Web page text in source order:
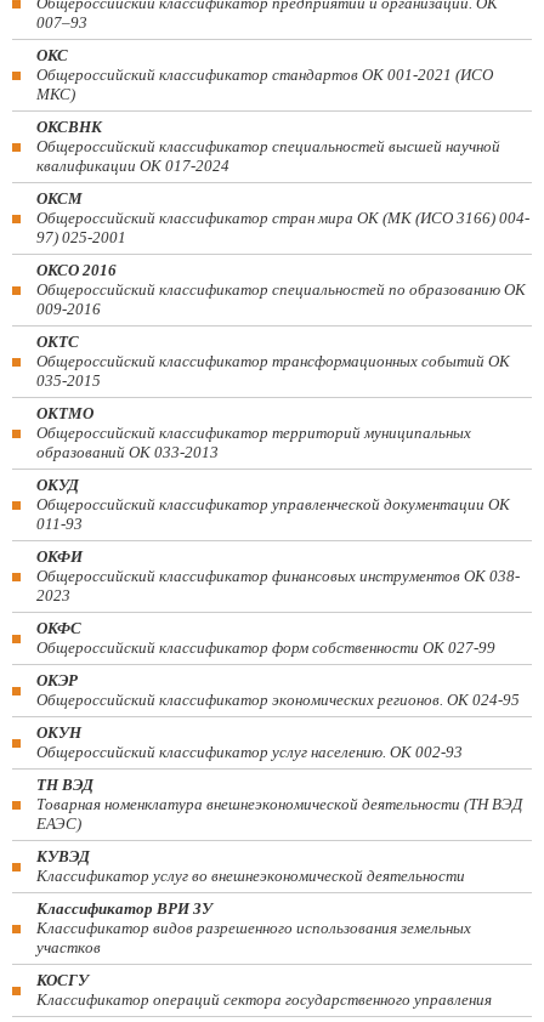
007–93
ОКС
Общероссийский классификатор стандартов ОК 001-2021 (ИСО
МКС)
ОКСВНК
Общероссийский классификатор специальностей высшей научной
квалификации ОК 017-2024
ОКСМ
Общероссийский классификатор стран мира ОК (МК (ИСО 3166) 004-
97) 025-2001
ОКСО 2016
Общероссийский классификатор специальностей по образованию ОК
009-2016
ОКТС
Общероссийский классификатор трансформационных событий ОК
035-2015
ОКТМО
Общероссийский классификатор территорий муниципальных
образований ОК 033-2013
ОКУД
Общероссийский классификатор управленческой документации ОК
011-93
ОКФИ
Общероссийский классификатор финансовых инструментов OK 038-
2023
ОКФС
Общероссийский классификатор форм собственности ОК 027-99
ОКЭР
Общероссийский классификатор экономических регионов. ОК 024-95
ОКУН
Общероссийский классификатор услуг населению. ОК 002-93
ТН ВЭД
Товарная номенклатура внешнеэкономической деятельности (ТН ВЭД
ЕАЭС)
КУВЭД
Классификатор услуг во внешнеэкономической деятельности
Классификатор ВРИ ЗУ
Классификатор видов разрешенного использования земельных
участков
КОСГУ
Классификатор операций сектора государственного управления